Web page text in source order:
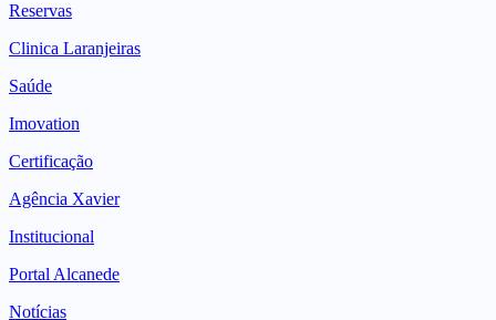
Reservas
Clinica Laranjeiras
Saúde
Imovation
Certificação
Agência Xavier
Institucional
Portal Alcanede
Notícias